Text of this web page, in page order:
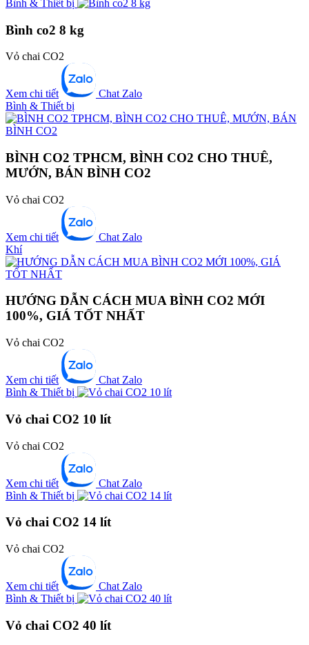
Bình & Thiết bị
Bình co2 8 kg
Vỏ chai CO2
Xem chi tiết
Chat Zalo
Bình & Thiết bị
BÌNH CO2 TPHCM, BÌNH CO2 CHO THUÊ,
MƯỚN, BÁN BÌNH CO2
Vỏ chai CO2
Xem chi tiết
Chat Zalo
Khí
HƯỚNG DẪN CÁCH MUA BÌNH CO2 MỚI
100%, GIÁ TỐT NHẤT
Vỏ chai CO2
Xem chi tiết
Chat Zalo
Bình & Thiết bị
Vỏ chai CO2 10 lít
Vỏ chai CO2
Xem chi tiết
Chat Zalo
Bình & Thiết bị
Vỏ chai CO2 14 lít
Vỏ chai CO2
Xem chi tiết
Chat Zalo
Bình & Thiết bị
Vỏ chai CO2 40 lít